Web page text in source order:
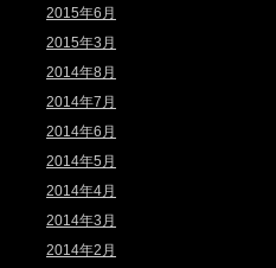
2015年6月
2015年3月
2014年8月
2014年7月
2014年6月
2014年5月
2014年4月
2014年3月
2014年2月